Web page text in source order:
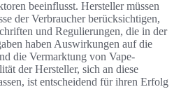
beeinflusst. Hersteller müssen
der Verbraucher berücksichtigen,
und Regulierungen, die in der
haben Auswirkungen auf die
die Vermarktung von Vape-
der Hersteller, sich an diese
ist entscheidend für ihren Erfolg